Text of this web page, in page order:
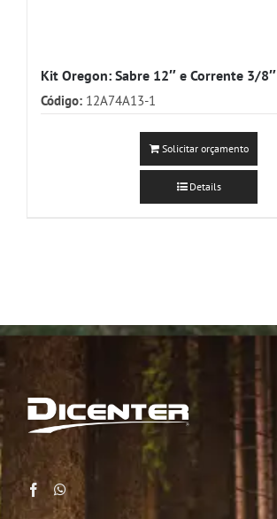
Kit Oregon: Sabre 12″ e Corrente 3/8″
Código: 12A74A13-1
Solicitar orçamento
Details